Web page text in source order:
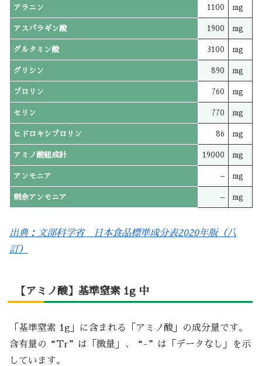
アラニン 1100 mg
アスパラギン酸 1900 mg
グルタミン酸 3100 mg
グリシン 890 mg
プロリン 760 mg
セリン 770 mg
ヒドロキシプロリン 86 mg
アミノ酸組成計 19000 mg
アンモニア – mg
剰余アンモニア – mg
出典：文部科学省 日本食品標準成分表2020年版（八
訂）
【アミノ酸】基準窒素 1g 中
「基準窒素 1g」に含まれる「アミノ酸」の成分量です。
含有量の“Tr”は「微量」、“-”は「データなし」を示
しています。